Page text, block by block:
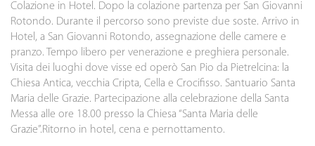
Colazione in Hotel. Dopo la colazione partenza per San Giovanni
Rotondo. Durante il percorso sono previste due soste. Arrivo in
Hotel, a San Giovanni Rotondo, assegnazione delle camere e
pranzo. Tempo libero per venerazione e preghiera personale.
Visita dei luoghi dove visse ed operò San Pio da Pietrelcina: la
Chiesa Antica, vecchia Cripta, Cella e Crocifisso. Santuario Santa
Maria delle Grazie. Partecipazione alla celebrazione della Santa
Messa alle ore 18.00 presso la Chiesa “Santa Maria delle
Grazie”.Ritorno in hotel, cena e pernottamento.